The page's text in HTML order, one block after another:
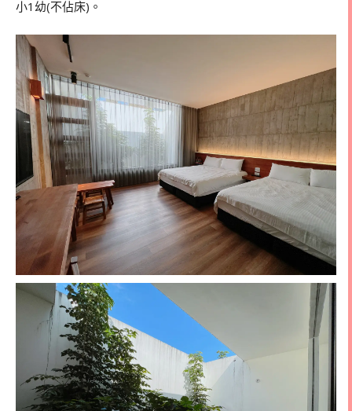
小1幼(不佔床)。